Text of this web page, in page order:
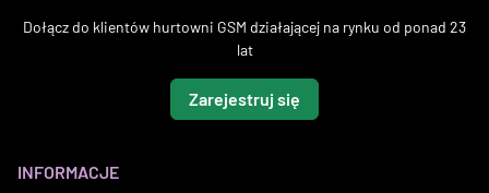
Dołącz do klientów hurtowni GSM działającej na rynku od ponad 23
lat
Zarejestruj się
INFORMACJE